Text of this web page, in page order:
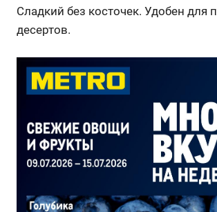
Сладкий без косточек. Удобен для
десертов.